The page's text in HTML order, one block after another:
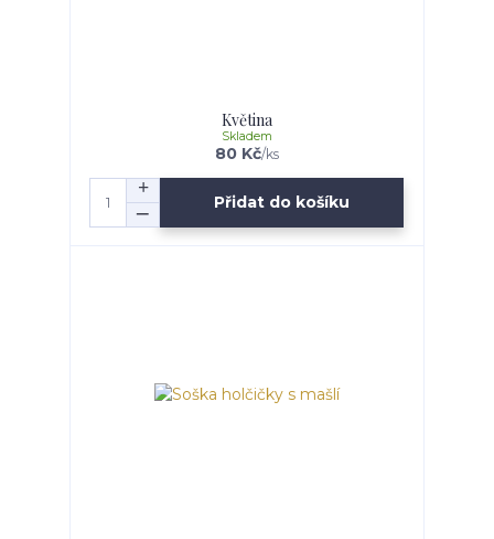
Květina
80 Kč/ks
Skladem
Přidat do košíku